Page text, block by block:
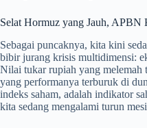
Selat Hormuz yang Jauh, APBN
Sebagai puncaknya, kita kini
bibir jurang krisis multidimensi:
Nilai tukar rupiah yang melemah
yang performanya terburuk di
indeks saham, adalah indikator
kita sedang mengalami turun